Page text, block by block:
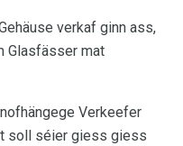
verkaf ginn ass,
Glasfässer mat
Verkeefer
soll séier giess giess